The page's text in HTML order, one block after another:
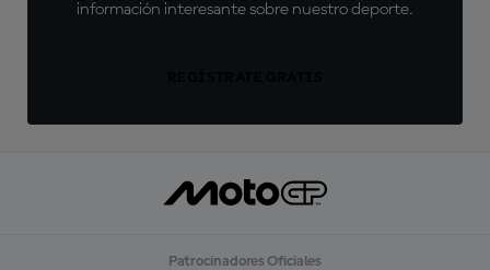
información interesante sobre nuestro deporte.
Patrocinadores Oficiales